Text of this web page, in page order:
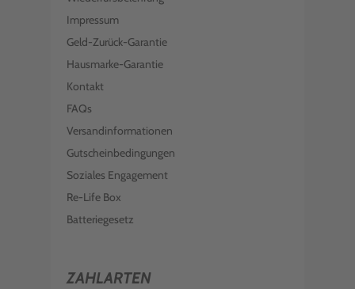
Impressum
Geld-Zurück-Garantie
Hausmarke-Garantie
Kontakt
FAQs
Versandinformationen
Gutscheinbedingungen
Soziales Engagement
Re-Life Box
Batteriegesetz
ZAHLARTEN